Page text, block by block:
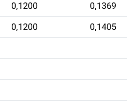
0,1200 0,1369
0,1200 0,1405